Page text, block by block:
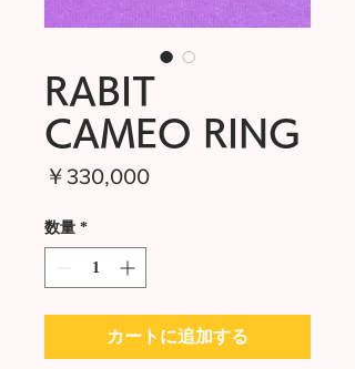
RABIT
CAMEO RING
￥330,000価
数量 *
カートに追加する